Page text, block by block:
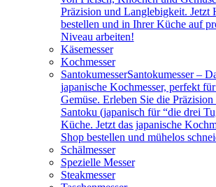
Präzision und Langlebigkeit. Jetzt
bestellen und in Ihrer Küche auf
Niveau arbeiten!
Käsemesser
Kochmesser
SantokumesserSantokumesser –
japanische Kochmesser, perfekt
Gemüse. Erleben Sie die Präzision
Santoku (japanisch für “die drei
Küche. Jetzt das japanische
Shop bestellen und mühelos
Schälmesser
Spezielle Messer
Steakmesser